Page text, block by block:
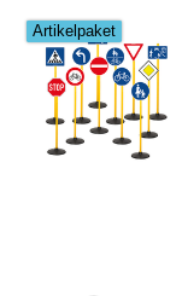
Artikelpaket